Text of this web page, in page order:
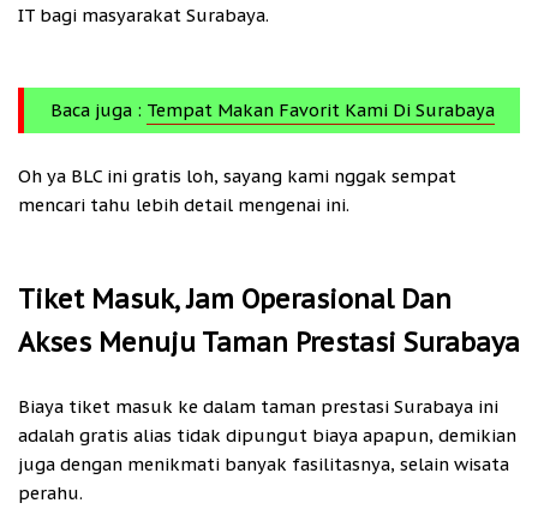
IT bagi masyarakat Surabaya.
Baca juga : Tempat Makan Favorit Kami Di Surabaya
Oh ya BLC ini gratis loh, sayang kami nggak sempat
mencari tahu lebih detail mengenai ini.
Tiket Masuk, Jam Operasional Dan
Akses Menuju Taman Prestasi Surabaya
Biaya tiket masuk ke dalam taman prestasi Surabaya ini
adalah gratis alias tidak dipungut biaya apapun, demikian
juga dengan menikmati banyak fasilitasnya, selain wisata
perahu.